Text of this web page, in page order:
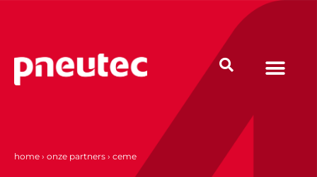
inhoud
home › onze partners › ceme